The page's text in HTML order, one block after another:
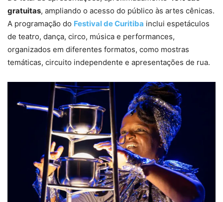
gratuitas, ampliando o acesso do público às artes cênicas.
A programação do Festival de Curitiba inclui espetáculos
de teatro, dança, circo, música e performances,
organizados em diferentes formatos, como mostras
temáticas, circuito independente e apresentações de rua.